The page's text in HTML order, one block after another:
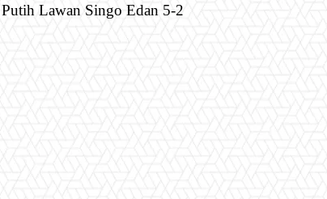
Lawan Singo Edan 5-2